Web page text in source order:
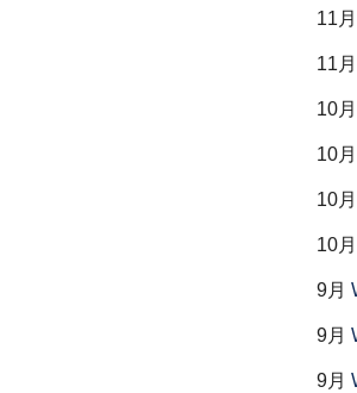
11月
11月
10月
10月
10月
10月
9月
9月
9月